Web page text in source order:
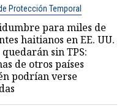
Protección Temporal
para miles de
haitianos en EE. UU.
quedarán sin TPS:
de otros países
podrían verse